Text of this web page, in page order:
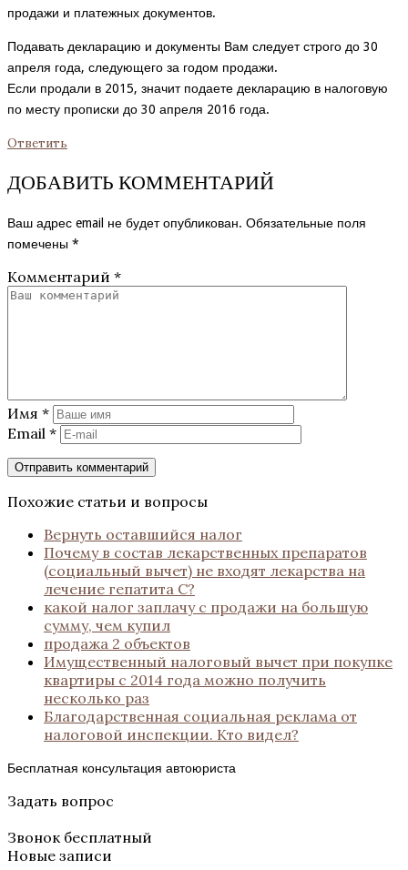
продажи и платежных документов.
Подавать декларацию и документы Вам следует строго до 30
апреля года, следующего за годом продажи.
Если продали в 2015, значит подаете декларацию в налоговую
по месту прописки до 30 апреля 2016 года.
Ответить
ДОБАВИТЬ КОММЕНТАРИЙ
Ваш адрес email не будет опубликован. Обязательные поля
помечены *
Комментарий *
Имя *
Email *
Похожие статьи и вопросы
Вернуть оставшийся налог
Почему в состав лекарственных препаратов
(социальный вычет) не входят лекарства на
лечение гепатита С?
какой налог заплачу с продажи на большую
сумму, чем купил
продажа 2 объектов
Имущественный налоговый вычет при покупке
квартиры с 2014 года можно получить
несколько раз
Благодарственная социальная реклама от
налоговой инспекции. Кто видел?
Бесплатная консультация автоюриста
Задать вопрос
Звонок бесплатный
Новые записи